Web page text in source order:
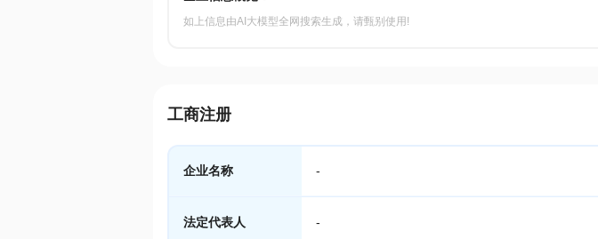
如上信息由AI大模型全网搜索生成，请甄别使用!
工商注册
企业名称 -
法定代表人 -